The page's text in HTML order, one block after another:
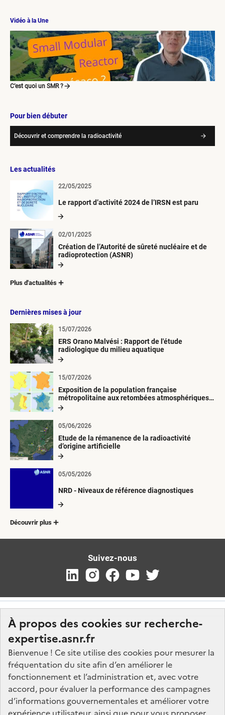
À propos des cookies sur recherche-
expertise.asnr.fr
Bienvenue ! Ce site utilise des cookies pour mesurer la
fréquentation du site afin d’en améliorer le
fonctionnement et l’administration et, avec votre
accord, pour évaluer la performance des campagnes
d’informations gouvernementales et améliorer votre
Vidéo à la Une
C’est quoi un SMR ?
Pour bien débuter
Découvrir et comprendre la radioactivité
Les actualités
Le rapport d’activité 2024 de l’IRSN est paru
22/05/2025
Création de l’Autorité de sûreté nucléaire et de
radioprotection (ASNR)
02/01/2025
Plus d'actualités
Dernières mises à jour
ERS Orano Malvési : Rapport de l'étude
radiologique du milieu aquatique
15/07/2026
Exposition de la population française
métropolitaine aux retombées atmosphériques
radioactives depuis 1945
15/07/2026
Etude de la rémanence de la radioactivité
d’origine artificielle
05/06/2026
NRD - Niveaux de référence diagnostiques
05/05/2026
Découvrir plus
Suivez-nous
Nos marchés
Nos offres d'emploi
FAQ